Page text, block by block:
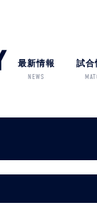
最新情報
NEWS
試合